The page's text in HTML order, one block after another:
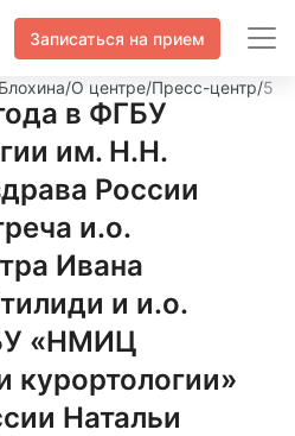
Записаться на прием
/О центре/Пресс-центр/5
в ФГБУ
им. Н.Н.
России
и.о.
Ивана
и и.о.
«НМИЦ
курортологии»
Натальи